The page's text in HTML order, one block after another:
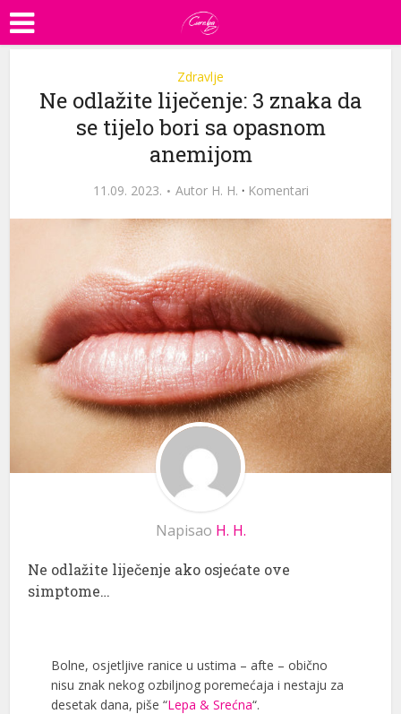
Zdravlje
Ne odlažite liječenje: 3 znaka da
se tijelo bori sa opasnom
anemijom
11.09. 2023. Autor H. H. · Komentari
Napisao H. H.
Ne odlažite liječenje ako osjećate ove
simptome…
Bolne, osjetljive ranice u ustima – afte – obično
nisu znak nekog ozbiljnog poremećaja i nestaju za
desetak dana, piše “Lepa & Srećna“.